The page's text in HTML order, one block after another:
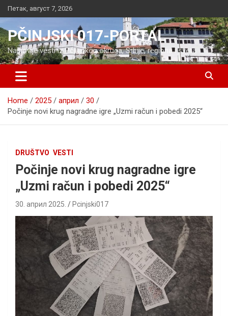
Skip
to
content
Петак, август 7, 2026
PČINJSKI 017-PORTAL
Najnovije vesti iz Pčinjskog okruga, Srbije, regiona i sveta
Home 2025 април
30
Počinje novi krug nagradne igre „Uzmi račun i pobedi 2025“
DRUŠTVO VESTI
Počinje novi krug nagradne igre
„Uzmi račun i pobedi 2025“
30. април 2025. Pcinjski017